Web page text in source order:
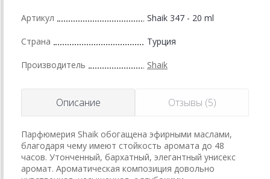
Артикул Shaik 347 - 20 ml
Страна Турция
Производитель Shaik
Описание Отзывы (5)
Парфюмерия Shaik обогащена эфирными маслами,
благодаря чему имеют стойкость аромата до 48
часов. Утонченный, бархатный, элегантный унисекс
аромат. Ароматическая композиция довольно